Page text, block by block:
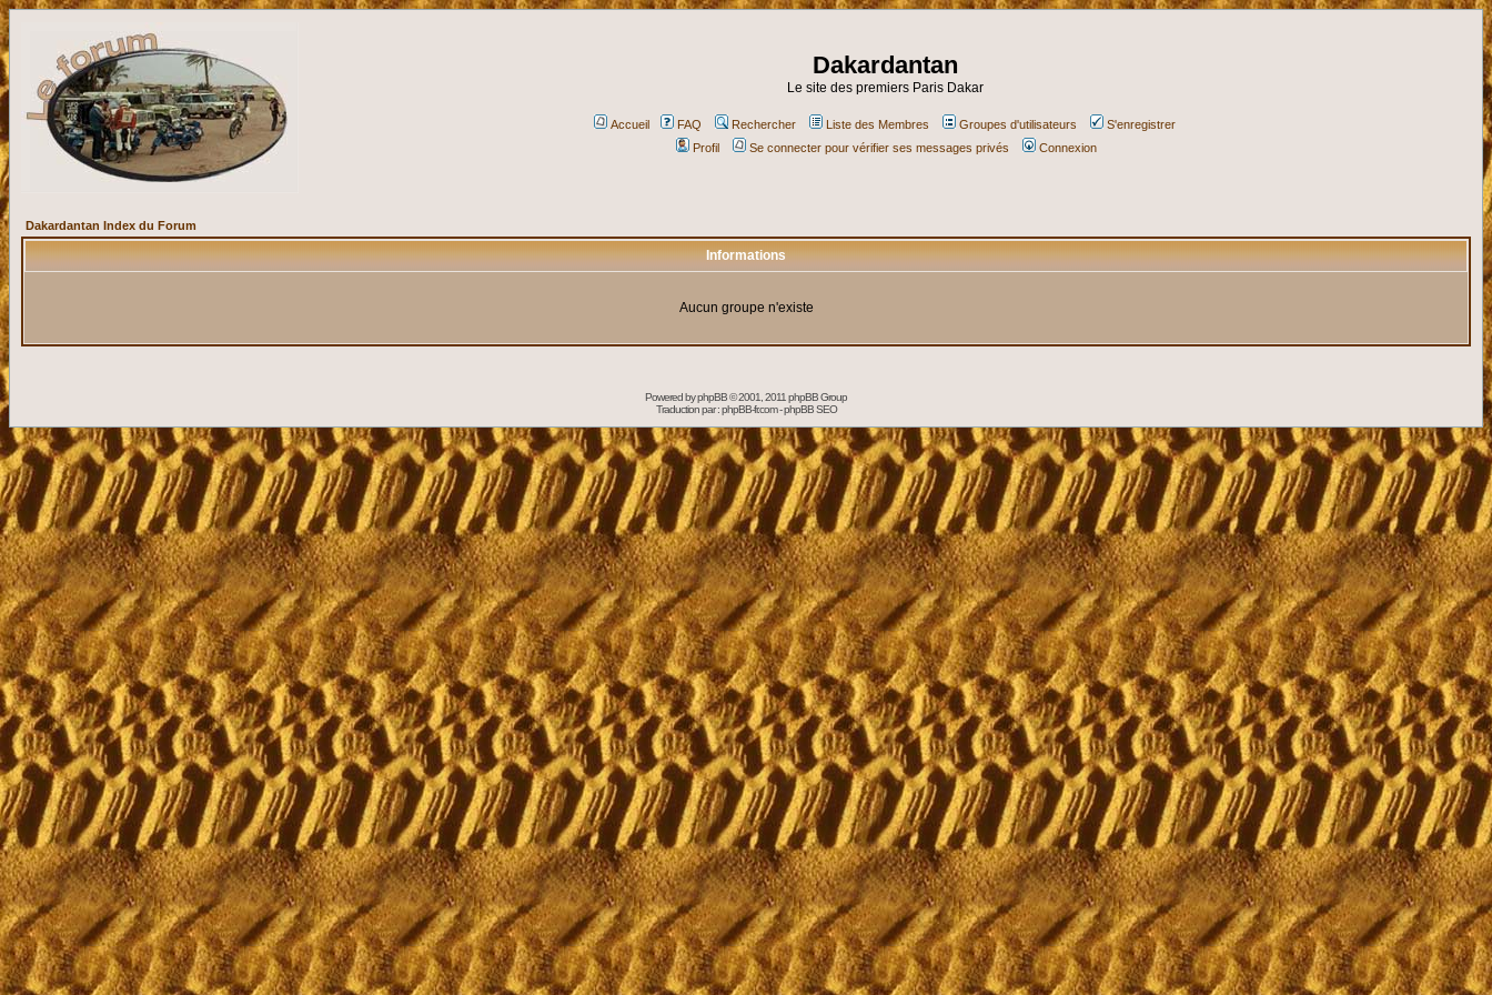
Dakardantan
Le site des premiers Paris Dakar
Accueil FAQ Rechercher Liste des Membres Groupes d'utilisateurs
S'enregistrer
Profil
Se connecter pour vérifier ses messages privés Connexion
Dakardantan Index du Forum
Informations
Aucun groupe n'existe
Powered byphpBB© 2001, 2011 phpBB Group
Traduction par :phpBB-fr.com-phpBB SEO